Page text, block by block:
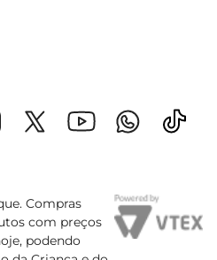
Compras
com preços
podendo